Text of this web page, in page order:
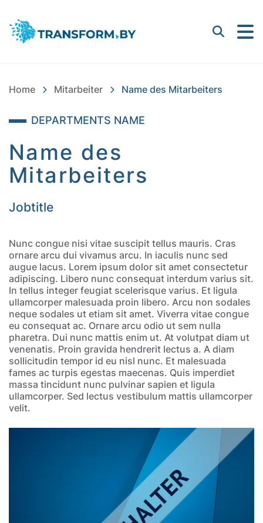
Bayern Innovativ GmbH
Suchen
Home Mitarbeiter Name des Mitarbeiters
Name des
Mitarbeiters
Jobtitle
DEPARTMENTS NAME
Nunc congue nisi vitae suscipit tellus mauris. Cras
ornare arcu dui vivamus arcu. In iaculis nunc sed
augue lacus. Lorem ipsum dolor sit amet consectetur
adipiscing. Libero nunc consequat interdum varius sit.
In tellus integer feugiat scelerisque varius. Et ligula
ullamcorper malesuada proin libero. Arcu non sodales
neque sodales ut etiam sit amet. Viverra vitae congue
eu consequat ac. Ornare arcu odio ut sem nulla
pharetra. Dui nunc mattis enim ut. At volutpat diam ut
venenatis. Proin gravida hendrerit lectus a. A diam
sollicitudin tempor id eu nisl nunc. Et malesuada
fames ac turpis egestas maecenas. Quis imperdiet
massa tincidunt nunc pulvinar sapien et ligula
ullamcorper. Sed lectus vestibulum mattis ullamcorper
velit.